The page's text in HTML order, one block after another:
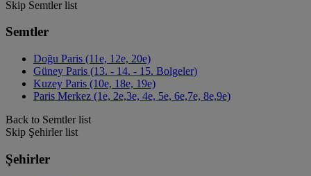
Skip Semtler list
Semtler
Doğu Paris (11e, 12e, 20e)
Güney Paris (13. - 14. - 15. Bolgeler)
Kuzey Paris (10e, 18e, 19e)
Paris Merkez (1e, 2e,3e, 4e, 5e, 6e,7e, 8e,9e)
Back to Semtler list
Skip Şehirler list
Şehirler